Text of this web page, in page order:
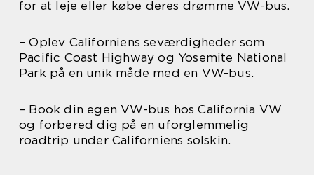
for at leje eller købe deres drømme VW-bus.
– Oplev Californiens seværdigheder som
Pacific Coast Highway og Yosemite National
Park på en unik måde med en VW-bus.
– Book din egen VW-bus hos California VW
og forbered dig på en uforglemmelig
roadtrip under Californiens solskin.